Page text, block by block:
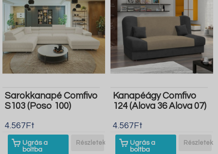
Sarokkanapé Comfivo
S103 (Poso 100)
4.567Ft
Ugrás a
boltba
Részletek
Kanapéágy Comfivo
124 (Alova 36 Alova 07)
4.567Ft
Ugrás a
boltba
Részletek